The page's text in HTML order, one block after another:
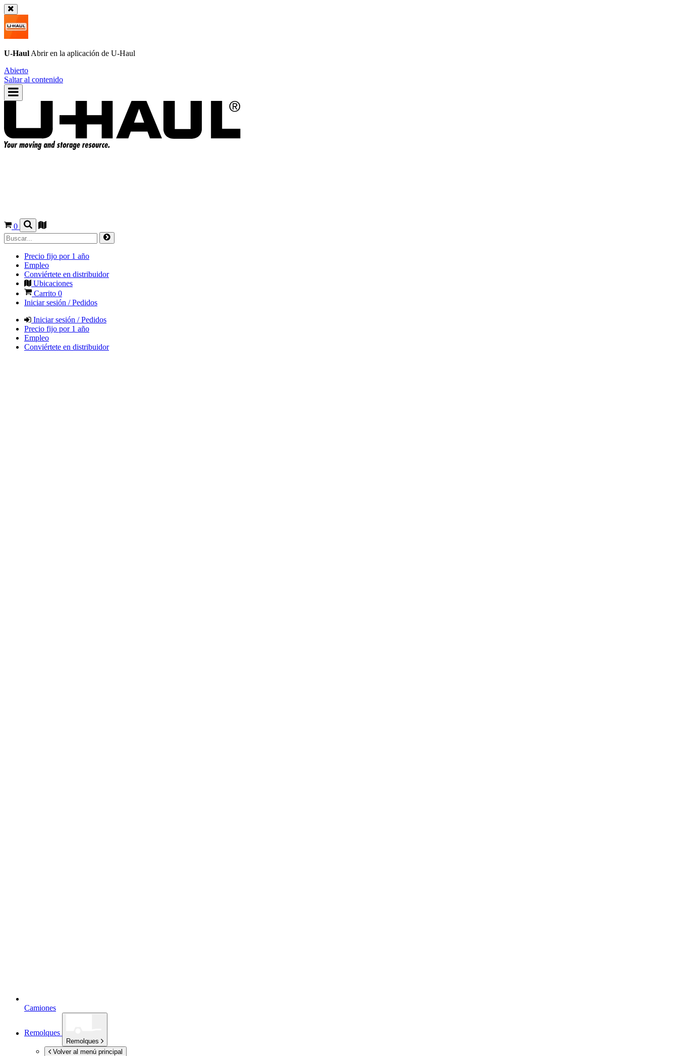
U-Haul Abrir en la aplicación de U-Haul
Abierto
Saltar al contenido
0
Precio fijo por 1 año
Empleo
Conviértete en distribuidor
Ubicaciones
Carrito 0
Iniciar sesión / Pedidos
Iniciar sesión / Pedidos
Precio fijo por 1 año
Empleo
Conviértete en distribuidor
Camiones
Remolques
Remolques
Volver al menú principal